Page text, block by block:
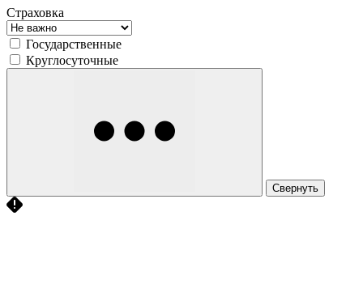
Страховка
Государственные
Круглосуточные
Свернуть